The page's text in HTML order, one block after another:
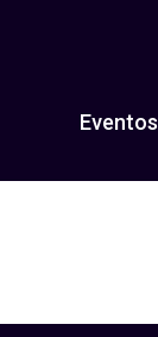
Eventos